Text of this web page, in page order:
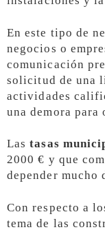
En este tipo de
negocios o
comunicación
solicitud de una
actividades
una demora
Lastasas
2000 € y que
depender mucho
Con respecto a
tema de las